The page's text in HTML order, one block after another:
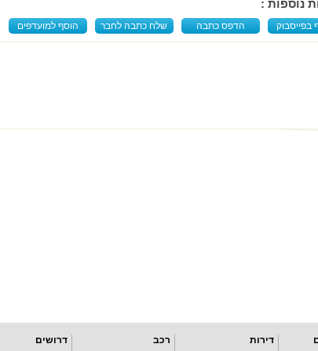
נוספות :
בפייסבוק הדפס כתבה שלח כתבה לחבר הוסף למועדפים
דירות רכב דרושים